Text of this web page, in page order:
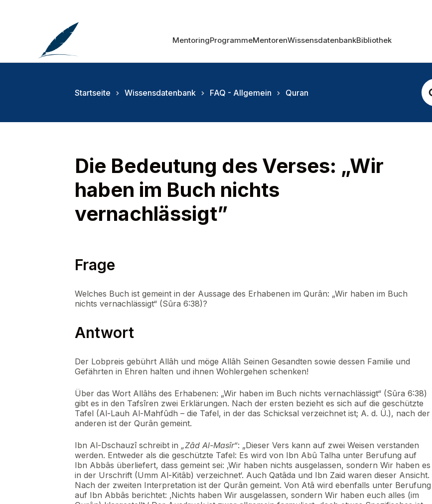
MentoringProgrammeMentorenWissensdatenbankBibliothek
S
e
a
c
Startseite Wissensdatenbank FAQ - Allgemein Quran
Die Bedeutung des Verses: „Wir
haben im Buch nichts
vernachlässigt”
Frage
Welches Buch ist gemeint in der Aussage des Erhabenen im Qurân: „Wir haben im Buch
nichts vernachlässigt“ (Sûra 6:38)?
Antwort
Der Lobpreis gebührt Allâh und möge Allâh Seinen Gesandten sowie dessen Familie und
Gefährten in Ehren halten und ihnen Wohlergehen schenken!
Über das Wort Allâhs des Erhabenen: „Wir haben im Buch nichts vernachlässigt“ (Sûra 6:38)
gibt es in den Tafsîren zwei Erklärungen. Nach der ersten bezieht es sich auf die geschützte
Tafel (Al-Lauh Al-Mahfûdh – die Tafel, in der das Schicksal verzeichnet ist; A. d. Ü.), nach der
anderen ist der Qurân gemeint.
Ibn Al-Dschauzî schreibt in „Zâd Al-Masîr“: „Dieser Vers kann auf zwei Weisen verstanden
werden. Entweder als die geschützte Tafel: Es wird von Ibn Abû Talha unter Berufung auf
Ibn Abbâs überliefert, dass gemeint sei: ‚Wir haben nichts ausgelassen, sondern Wir haben es
in der Urschrift (Umm Al-Kitâb) verzeichnet‘. Auch Qatâda und Ibn Zaid waren dieser Ansicht.
Nach der zweiten Interpretation ist der Qurân gemeint. Von Atâ wird ebenfalls unter Berufung
auf Ibn Abbâs berichtet: ‚Nichts haben Wir ausgelassen, sondern Wir haben euch alles (im